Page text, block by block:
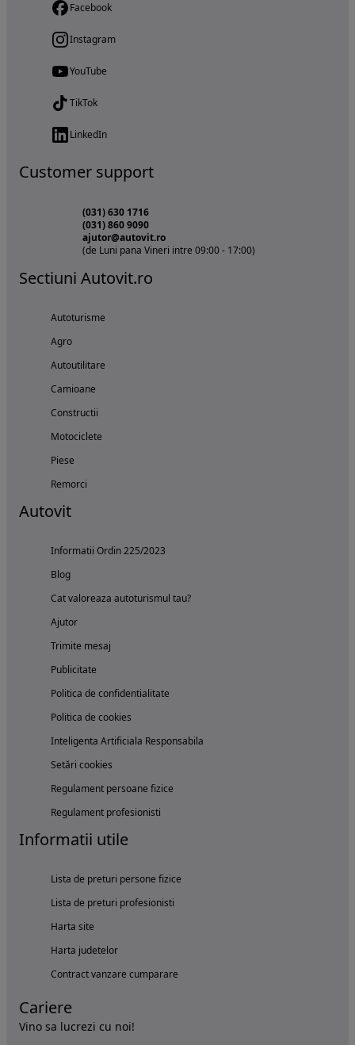
Facebook
Instagram
YouTube
TikTok
LinkedIn
Customer support
(031) 630 1716
(031) 860 9090
ajutor@autovit.ro
(de Luni pana Vineri intre 09:00 - 17:00)
Sectiuni Autovit.ro
Autoturisme
Agro
Autoutilitare
Camioane
Constructii
Motociclete
Piese
Remorci
Autovit
Informatii Ordin 225/2023
Blog
Cat valoreaza autoturismul tau?
Ajutor
Trimite mesaj
Publicitate
Politica de confidentialitate
Politica de cookies
Inteligenta Artificiala Responsabila
Setări cookies
Regulament persoane fizice
Regulament profesionisti
Informatii utile
Lista de preturi persone fizice
Lista de preturi profesionisti
Harta site
Harta judetelor
Contract vanzare cumparare
Cariere
Vino sa lucrezi cu noi!